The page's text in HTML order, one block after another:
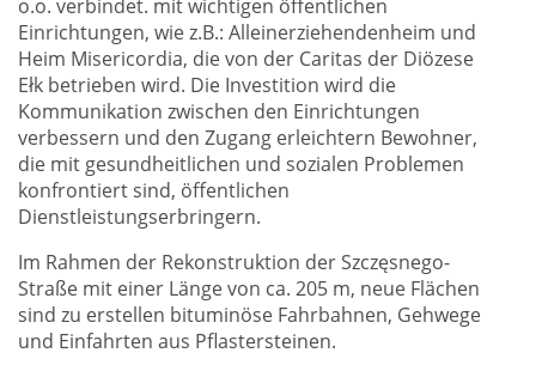
o.o. verbindet. mit wichtigen öffentlichen
Einrichtungen, wie z.B.: Alleinerziehendenheim und
Heim Misericordia, die von der Caritas der Diözese
Ełk betrieben wird. Die Investition wird die
Kommunikation zwischen den Einrichtungen
verbessern und den Zugang erleichtern Bewohner,
die mit gesundheitlichen und sozialen Problemen
konfrontiert sind, öffentlichen
Dienstleistungserbringern.
Im Rahmen der Rekonstruktion der Szczęsnego-
Straße mit einer Länge von ca. 205 m, neue Flächen
sind zu erstellen bituminöse Fahrbahnen, Gehwege
und Einfahrten aus Pflastersteinen.